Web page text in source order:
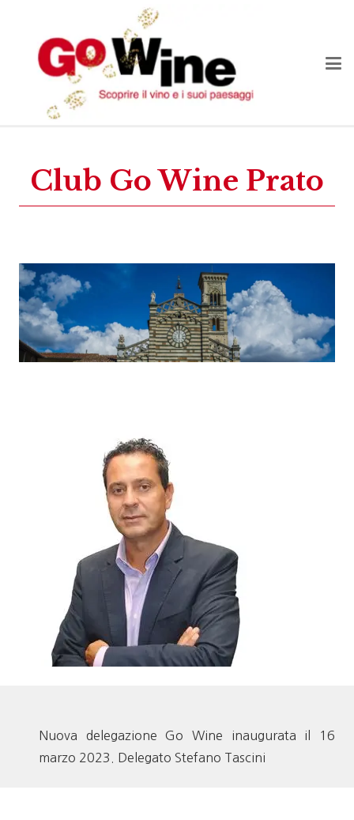
Club Go Wine Prato
Nuova delegazione Go Wine inaugurata il 16
marzo 2023. Delegato Stefano Tascini